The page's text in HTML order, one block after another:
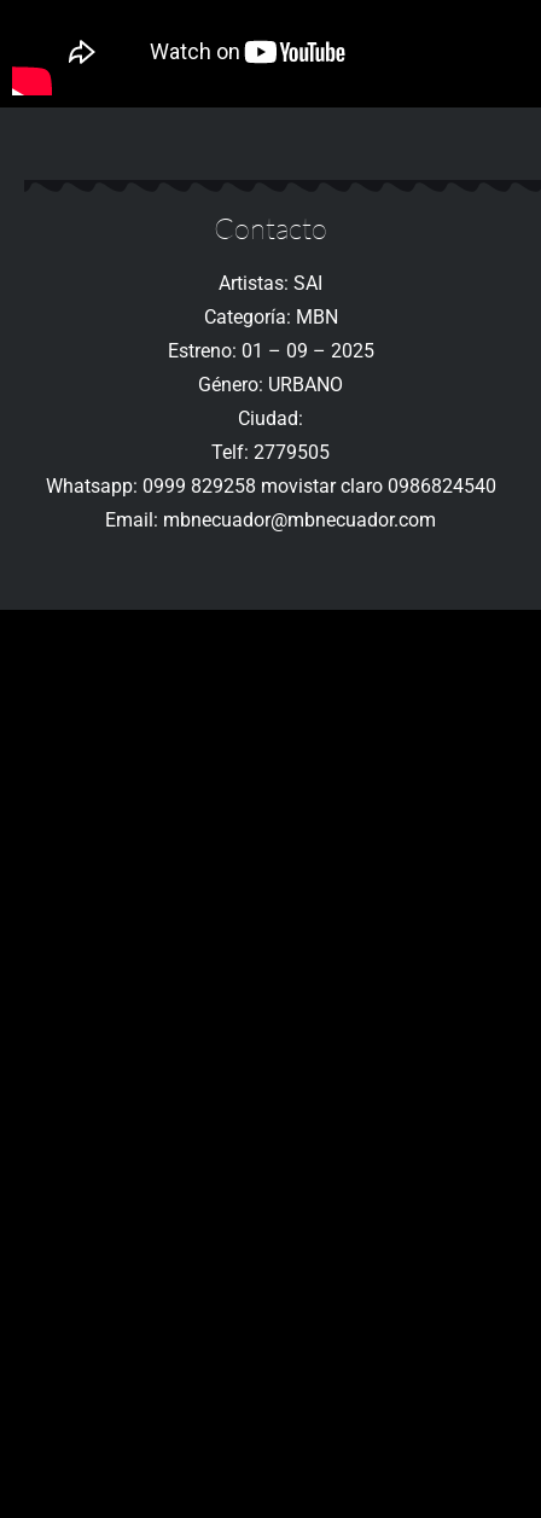
Contacto
Artistas: SAI
Categoría: MBN
Estreno: 01 – 09 – 2025
Género: URBANO
Ciudad:
Telf: 2779505
Whatsapp: 0999 829258 movistar claro 0986824540
Email: mbnecuador@mbnecuador.com